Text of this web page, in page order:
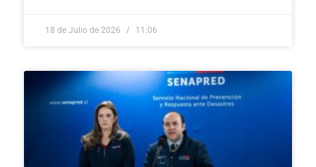
18 de Julio de 2026 11:06